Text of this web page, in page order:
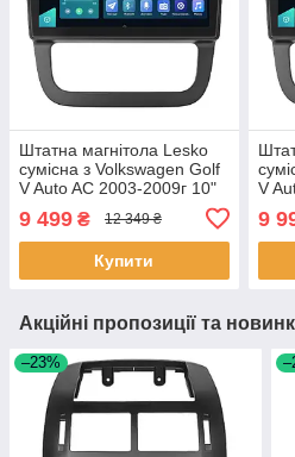
Штатна магнітола Lesko
сумісна з Volkswagen Golf
V Auto AC 2003-2009г 10"
2/32Gb 4G Wi-Fi GPS Top
4 шт.
9 499 ₴ 12 349 ₴
Купити
V
4/
4 шт.
9
Акційні пропозиції та
–23%